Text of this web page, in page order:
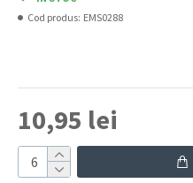
10,95 lei
Cod produs: EMS0288